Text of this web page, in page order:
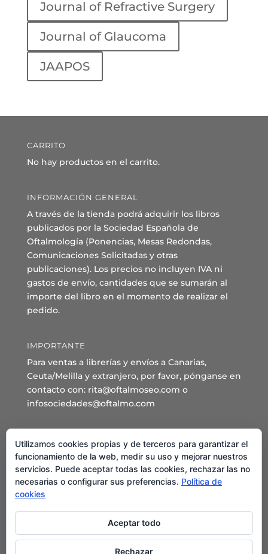
Journal of Refractive Surgery
Journal of Glaucoma
JAAPOS
CARRITO
No hay productos en el carrito.
INFORMACIÓN GENERAL
A través de la tienda podrá adquirir los libros
publicados por la Sociedad Española de
Oftalmología (Ponencias, Mesas Redondas,
Comunicaciones Solicitadas y otras
publicaciones). Los precios no incluyen IVA ni
gastos de envío, cantidades que se sumarán al
importe del libro en el momento de realizar el
pedido.
IMPORTANTE
Para ventas a librerías y envíos a Canarias,
Ceuta/Melilla y extranjero, por favor, pónganse en
contacto con: rita@oftalmoseo.com o
infosociedades@oftalmo.com
Sede Administrativa y Secretaría General
C/ Arcipreste de Hita 14 – 1º Derecha.
28015 – Madrid
Teléfono: 91 544 80 35 - 91 544 58 79
Mail:
Utilizamos cookies propias y de terceros para garantizar el
funcionamiento de la web, medir su uso y mejorar nuestros
servicios. Puede aceptar todas las cookies, rechazar las no
necesarias o configurar sus preferencias. Política de
cookies
Aceptar todo
Rechazar